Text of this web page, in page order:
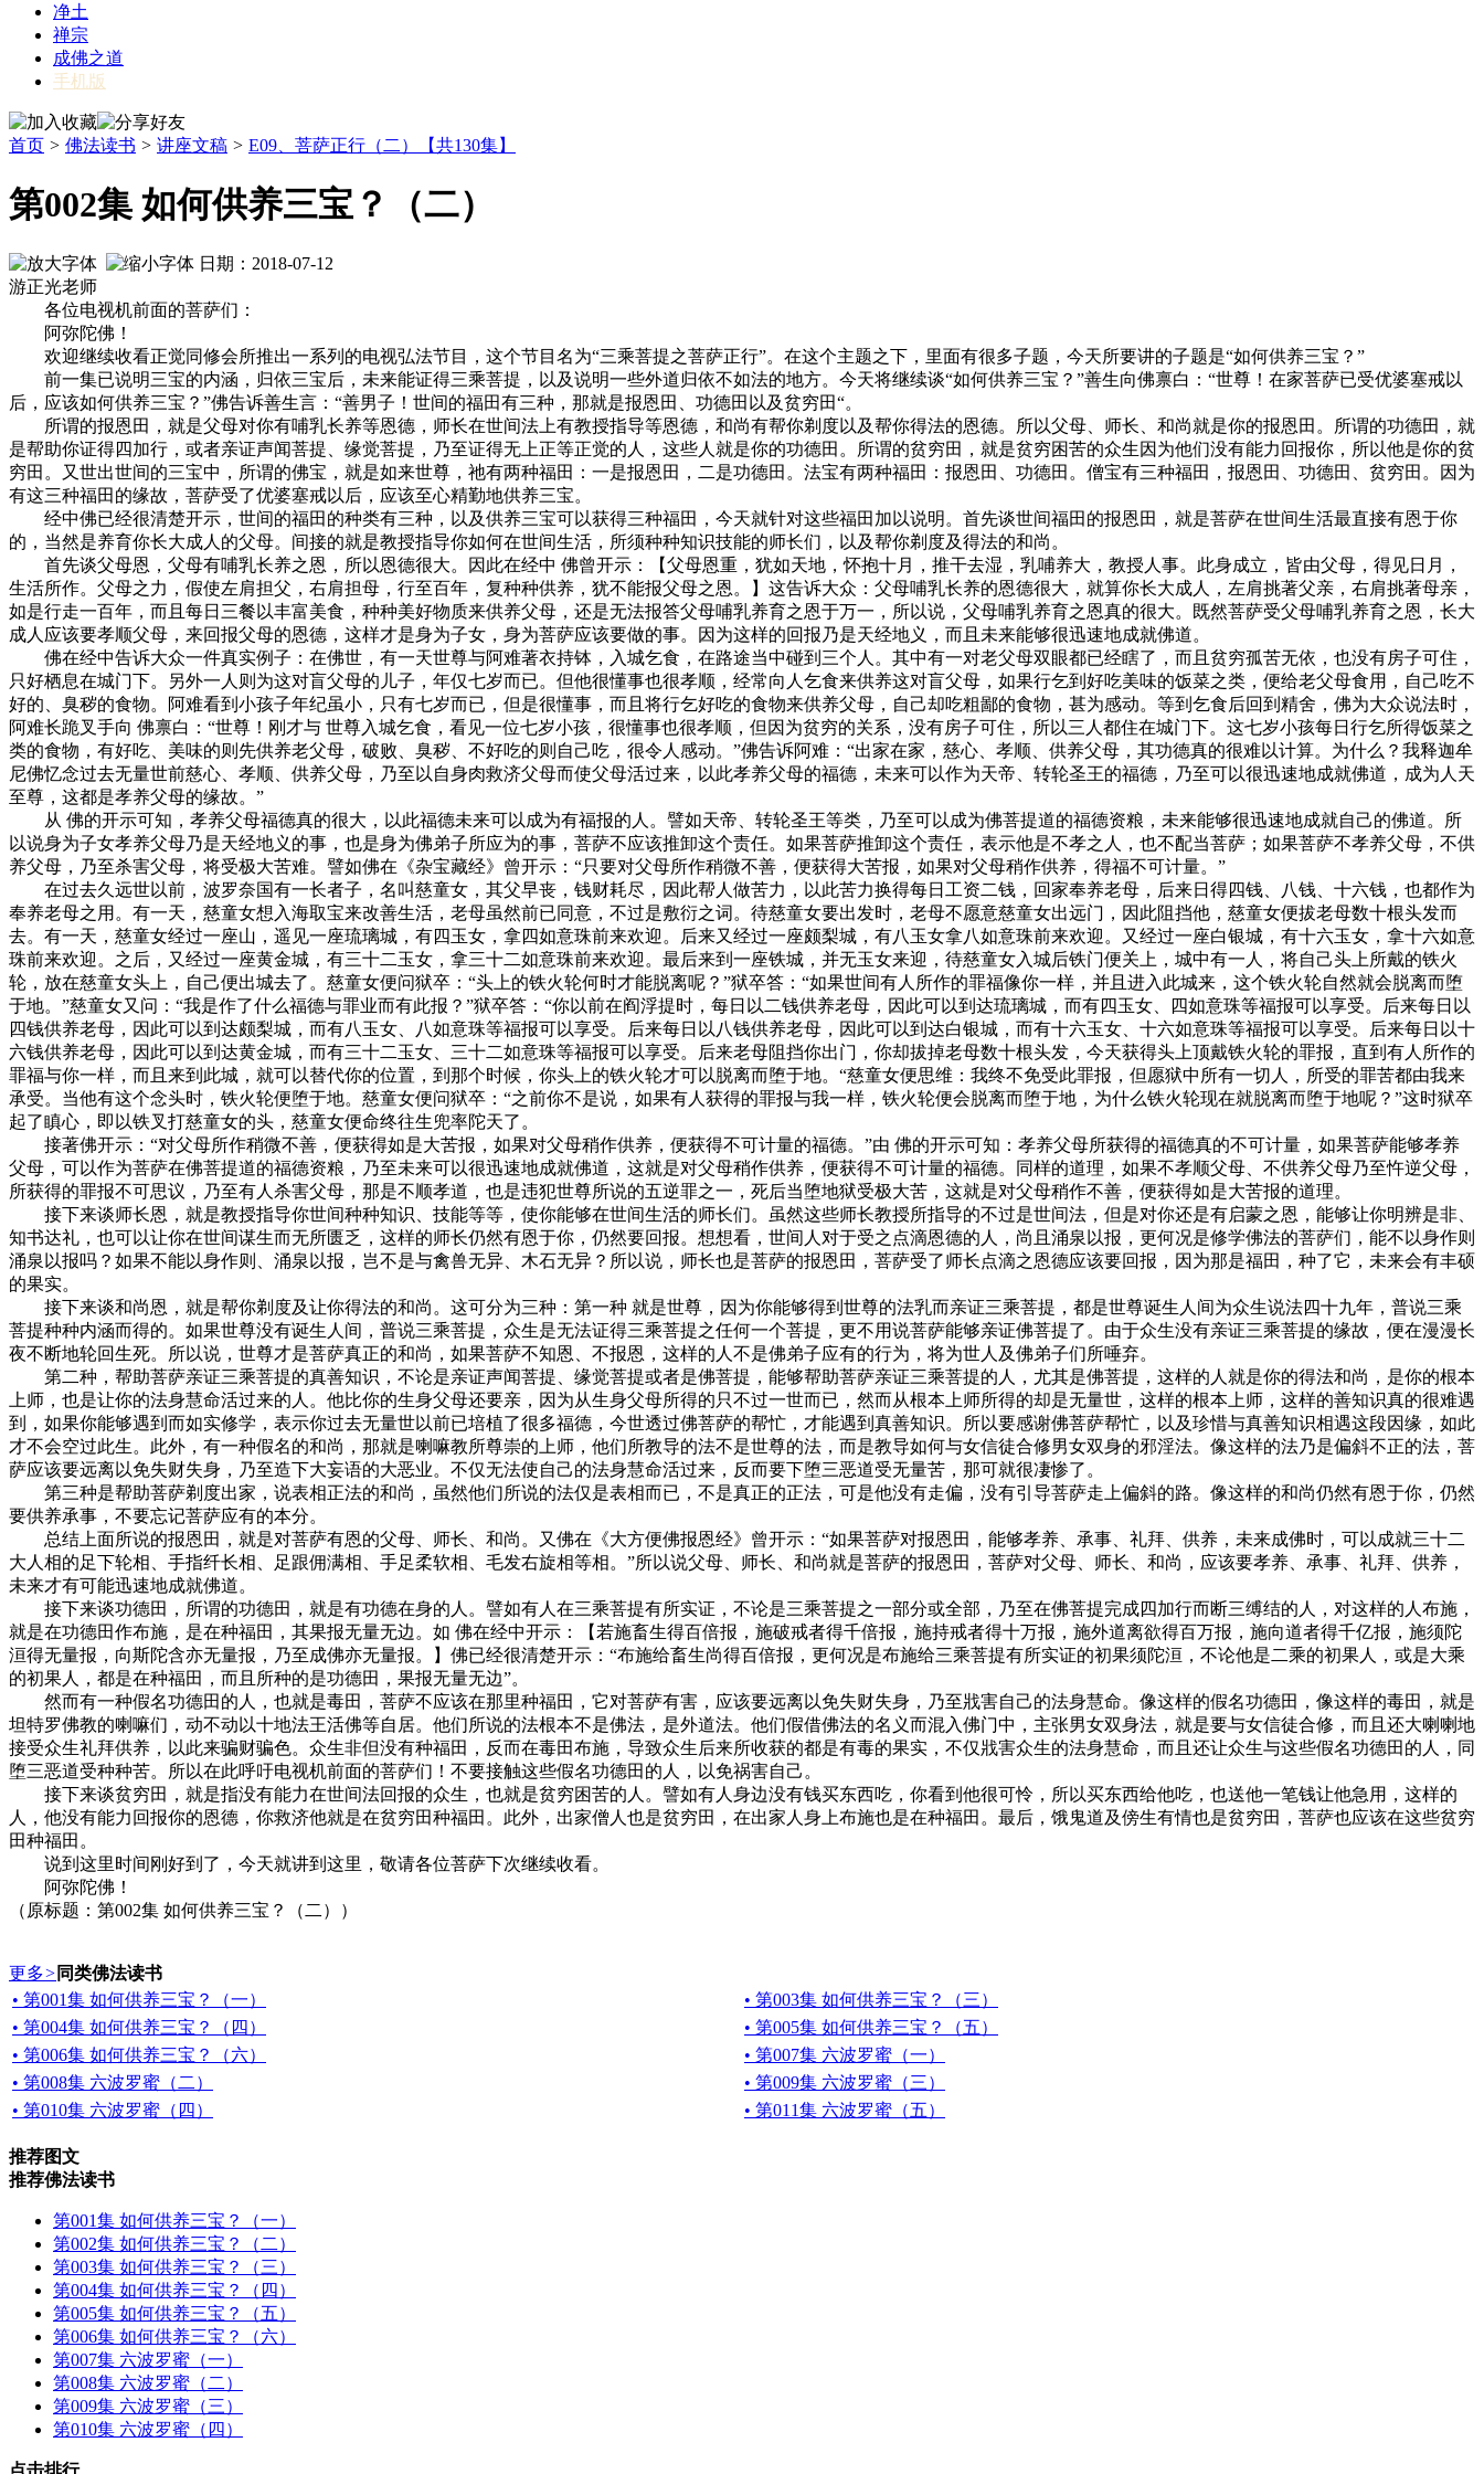
净土
禅宗
成佛之道
手机版
首页 > 佛法读书 > 讲座文稿 > E09、菩萨正行（二）【共130集】
第002集 如何供养三宝？（二）
日期：2018-07-12
游正光老师
各位电视机前面的菩萨们：
阿弥陀佛！
欢迎继续收看正觉同修会所推出一系列的电视弘法节目，这个节目名为“三乘菩提之菩萨正行”。在这个主题之下，里面有很多子题，今天所要讲的子题是“如何供养三宝？”
前一集已说明三宝的内涵，归依三宝后，未来能证得三乘菩提，以及说明一些外道归依不如法的地方。今天将继续谈“如何供养三宝？”善生向佛禀白：“世尊！在家菩萨已受优婆塞戒以
后，应该如何供养三宝？”佛告诉善生言：“善男子！世间的福田有三种，那就是报恩田、功德田以及贫穷田“。
所谓的报恩田，就是父母对你有哺乳长养等恩德，师长在世间法上有教授指导等恩德，和尚有帮你剃度以及帮你得法的恩德。所以父母、师长、和尚就是你的报恩田。所谓的功德田，就
是帮助你证得四加行，或者亲证声闻菩提、缘觉菩提，乃至证得无上正等正觉的人，这些人就是你的功德田。所谓的贫穷田，就是贫穷困苦的众生因为他们没有能力回报你，所以他是你的贫
穷田。又世出世间的三宝中，所谓的佛宝，就是如来世尊，祂有两种福田：一是报恩田，二是功德田。法宝有两种福田：报恩田、功德田。僧宝有三种福田，报恩田、功德田、贫穷田。因为
有这三种福田的缘故，菩萨受了优婆塞戒以后，应该至心精勤地供养三宝。
经中佛已经很清楚开示，世间的福田的种类有三种，以及供养三宝可以获得三种福田，今天就针对这些福田加以说明。首先谈世间福田的报恩田，就是菩萨在世间生活最直接有恩于你
的，当然是养育你长大成人的父母。间接的就是教授指导你如何在世间生活，所须种种知识技能的师长们，以及帮你剃度及得法的和尚。
首先谈父母恩，父母有哺乳长养之恩，所以恩德很大。因此在经中 佛曾开示：【父母恩重，犹如天地，怀抱十月，推干去湿，乳哺养大，教授人事。此身成立，皆由父母，得见日月，
生活所作。父母之力，假使左肩担父，右肩担母，行至百年，复种种供养，犹不能报父母之恩。】这告诉大众：父母哺乳长养的恩德很大，就算你长大成人，左肩挑著父亲，右肩挑著母亲，
如是行走一百年，而且每日三餐以丰富美食，种种美好物质来供养父母，还是无法报答父母哺乳养育之恩于万一，所以说，父母哺乳养育之恩真的很大。既然菩萨受父母哺乳养育之恩，长大
成人应该要孝顺父母，来回报父母的恩德，这样才是身为子女，身为菩萨应该要做的事。因为这样的回报乃是天经地义，而且未来能够很迅速地成就佛道。
佛在经中告诉大众一件真实例子：在佛世，有一天世尊与阿难著衣持钵，入城乞食，在路途当中碰到三个人。其中有一对老父母双眼都已经瞎了，而且贫穷孤苦无依，也没有房子可住，
只好栖息在城门下。另外一人则为这对盲父母的儿子，年仅七岁而已。但他很懂事也很孝顺，经常向人乞食来供养这对盲父母，如果行乞到好吃美味的饭菜之类，便给老父母食用，自己吃不
好的、臭秽的食物。阿难看到小孩子年纪虽小，只有七岁而已，但是很懂事，而且将行乞好吃的食物来供养父母，自己却吃粗鄙的食物，甚为感动。等到乞食后回到精舍，佛为大众说法时，
阿难长跪叉手向 佛禀白：“世尊！刚才与 世尊入城乞食，看见一位七岁小孩，很懂事也很孝顺，但因为贫穷的关系，没有房子可住，所以三人都住在城门下。这七岁小孩每日行乞所得饭菜之
类的食物，有好吃、美味的则先供养老父母，破败、臭秽、不好吃的则自己吃，很令人感动。”佛告诉阿难：“出家在家，慈心、孝顺、供养父母，其功德真的很难以计算。为什么？我释迦牟
尼佛忆念过去无量世前慈心、孝顺、供养父母，乃至以自身肉救济父母而使父母活过来，以此孝养父母的福德，未来可以作为天帝、转轮圣王的福德，乃至可以很迅速地成就佛道，成为人天
至尊，这都是孝养父母的缘故。”
从 佛的开示可知，孝养父母福德真的很大，以此福德未来可以成为有福报的人。譬如天帝、转轮圣王等类，乃至可以成为佛菩提道的福德资粮，未来能够很迅速地成就自己的佛道。所
以说身为子女孝养父母乃是天经地义的事，也是身为佛弟子所应为的事，菩萨不应该推卸这个责任。如果菩萨推卸这个责任，表示他是不孝之人，也不配当菩萨；如果菩萨不孝养父母，不供
养父母，乃至杀害父母，将受极大苦难。譬如佛在《杂宝藏经》曾开示：“只要对父母所作稍微不善，便获得大苦报，如果对父母稍作供养，得福不可计量。”
在过去久远世以前，波罗奈国有一长者子，名叫慈童女，其父早丧，钱财耗尽，因此帮人做苦力，以此苦力换得每日工资二钱，回家奉养老母，后来日得四钱、八钱、十六钱，也都作为
奉养老母之用。有一天，慈童女想入海取宝来改善生活，老母虽然前已同意，不过是敷衍之词。待慈童女要出发时，老母不愿意慈童女出远门，因此阻挡他，慈童女便拔老母数十根头发而
去。有一天，慈童女经过一座山，遥见一座琉璃城，有四玉女，拿四如意珠前来欢迎。后来又经过一座颇梨城，有八玉女拿八如意珠前来欢迎。又经过一座白银城，有十六玉女，拿十六如意
珠前来欢迎。之后，又经过一座黄金城，有三十二玉女，拿三十二如意珠前来欢迎。最后来到一座铁城，并无玉女来迎，待慈童女入城后铁门便关上，城中有一人，将自己头上所戴的铁火
轮，放在慈童女头上，自己便出城去了。慈童女便问狱卒：“头上的铁火轮何时才能脱离呢？”狱卒答：“如果世间有人所作的罪福像你一样，并且进入此城来，这个铁火轮自然就会脱离而堕
于地。”慈童女又问：“我是作了什么福德与罪业而有此报？”狱卒答：“你以前在阎浮提时，每日以二钱供养老母，因此可以到达琉璃城，而有四玉女、四如意珠等福报可以享受。后来每日以
四钱供养老母，因此可以到达颇梨城，而有八玉女、八如意珠等福报可以享受。后来每日以八钱供养老母，因此可以到达白银城，而有十六玉女、十六如意珠等福报可以享受。后来每日以十
六钱供养老母，因此可以到达黄金城，而有三十二玉女、三十二如意珠等福报可以享受。后来老母阻挡你出门，你却拔掉老母数十根头发，今天获得头上顶戴铁火轮的罪报，直到有人所作的
罪福与你一样，而且来到此城，就可以替代你的位置，到那个时候，你头上的铁火轮才可以脱离而堕于地。“慈童女便思维：我终不免受此罪报，但愿狱中所有一切人，所受的罪苦都由我来
承受。当他有这个念头时，铁火轮便堕于地。慈童女便问狱卒：“之前你不是说，如果有人获得的罪报与我一样，铁火轮便会脱离而堕于地，为什么铁火轮现在就脱离而堕于地呢？”这时狱卒
起了瞋心，即以铁叉打慈童女的头，慈童女便命终往生兜率陀天了。
接著佛开示：“对父母所作稍微不善，便获得如是大苦报，如果对父母稍作供养，便获得不可计量的福德。”由 佛的开示可知：孝养父母所获得的福德真的不可计量，如果菩萨能够孝养
父母，可以作为菩萨在佛菩提道的福德资粮，乃至未来可以很迅速地成就佛道，这就是对父母稍作供养，便获得不可计量的福德。同样的道理，如果不孝顺父母、不供养父母乃至忤逆父母，
所获得的罪报不可思议，乃至有人杀害父母，那是不顺孝道，也是违犯世尊所说的五逆罪之一，死后当堕地狱受极大苦，这就是对父母稍作不善，便获得如是大苦报的道理。
接下来谈师长恩，就是教授指导你世间种种知识、技能等等，使你能够在世间生活的师长们。虽然这些师长教授所指导的不过是世间法，但是对你还是有启蒙之恩，能够让你明辨是非、
知书达礼，也可以让你在世间谋生而无所匮乏，这样的师长仍然有恩于你，仍然要回报。想想看，世间人对于受之点滴恩德的人，尚且涌泉以报，更何况是修学佛法的菩萨们，能不以身作则
涌泉以报吗？如果不能以身作则、涌泉以报，岂不是与禽兽无异、木石无异？所以说，师长也是菩萨的报恩田，菩萨受了师长点滴之恩德应该要回报，因为那是福田，种了它，未来会有丰硕
的果实。
接下来谈和尚恩，就是帮你剃度及让你得法的和尚。这可分为三种：第一种 就是世尊，因为你能够得到世尊的法乳而亲证三乘菩提，都是世尊诞生人间为众生说法四十九年，普说三乘
菩提种种内涵而得的。如果世尊没有诞生人间，普说三乘菩提，众生是无法证得三乘菩提之任何一个菩提，更不用说菩萨能够亲证佛菩提了。由于众生没有亲证三乘菩提的缘故，便在漫漫长
夜不断地轮回生死。所以说，世尊才是菩萨真正的和尚，如果菩萨不知恩、不报恩，这样的人不是佛弟子应有的行为，将为世人及佛弟子们所唾弃。
第二种，帮助菩萨亲证三乘菩提的真善知识，不论是亲证声闻菩提、缘觉菩提或者是佛菩提，能够帮助菩萨亲证三乘菩提的人，尤其是佛菩提，这样的人就是你的得法和尚，是你的根本
上师，也是让你的法身慧命活过来的人。他比你的生身父母还要亲，因为从生身父母所得的只不过一世而已，然而从根本上师所得的却是无量世，这样的根本上师，这样的善知识真的很难遇
到，如果你能够遇到而如实修学，表示你过去无量世以前已培植了很多福德，今世透过佛菩萨的帮忙，才能遇到真善知识。所以要感谢佛菩萨帮忙，以及珍惜与真善知识相遇这段因缘，如此
才不会空过此生。此外，有一种假名的和尚，那就是喇嘛教所尊崇的上师，他们所教导的法不是世尊的法，而是教导如何与女信徒合修男女双身的邪淫法。像这样的法乃是偏斜不正的法，菩
萨应该要远离以免失财失身，乃至造下大妄语的大恶业。不仅无法使自己的法身慧命活过来，反而要下堕三恶道受无量苦，那可就很凄惨了。
第三种是帮助菩萨剃度出家，说表相正法的和尚，虽然他们所说的法仅是表相而已，不是真正的正法，可是他没有走偏，没有引导菩萨走上偏斜的路。像这样的和尚仍然有恩于你，仍然
要供养承事，不要忘记菩萨应有的本分。
总结上面所说的报恩田，就是对菩萨有恩的父母、师长、和尚。又佛在《大方便佛报恩经》曾开示：“如果菩萨对报恩田，能够孝养、承事、礼拜、供养，未来成佛时，可以成就三十二
大人相的足下轮相、手指纤长相、足跟佣满相、手足柔软相、毛发右旋相等相。”所以说父母、师长、和尚就是菩萨的报恩田，菩萨对父母、师长、和尚，应该要孝养、承事、礼拜、供养，
未来才有可能迅速地成就佛道。
接下来谈功德田，所谓的功德田，就是有功德在身的人。譬如有人在三乘菩提有所实证，不论是三乘菩提之一部分或全部，乃至在佛菩提完成四加行而断三缚结的人，对这样的人布施，
就是在功德田作布施，是在种福田，其果报无量无边。如 佛在经中开示：【若施畜生得百倍报，施破戒者得千倍报，施持戒者得十万报，施外道离欲得百万报，施向道者得千亿报，施须陀
洹得无量报，向斯陀含亦无量报，乃至成佛亦无量报。】佛已经很清楚开示：“布施给畜生尚得百倍报，更何况是布施给三乘菩提有所实证的初果须陀洹，不论他是二乘的初果人，或是大乘
的初果人，都是在种福田，而且所种的是功德田，果报无量无边”。
然而有一种假名功德田的人，也就是毒田，菩萨不应该在那里种福田，它对菩萨有害，应该要远离以免失财失身，乃至戕害自己的法身慧命。像这样的假名功德田，像这样的毒田，就是
坦特罗佛教的喇嘛们，动不动以十地法王活佛等自居。他们所说的法根本不是佛法，是外道法。他们假借佛法的名义而混入佛门中，主张男女双身法，就是要与女信徒合修，而且还大喇喇地
接受众生礼拜供养，以此来骗财骗色。众生非但没有种福田，反而在毒田布施，导致众生后来所收获的都是有毒的果实，不仅戕害众生的法身慧命，而且还让众生与这些假名功德田的人，同
堕三恶道受种种苦。所以在此呼吁电视机前面的菩萨们！不要接触这些假名功德田的人，以免祸害自己。
接下来谈贫穷田，就是指没有能力在世间法回报的众生，也就是贫穷困苦的人。譬如有人身边没有钱买东西吃，你看到他很可怜，所以买东西给他吃，也送他一笔钱让他急用，这样的
人，他没有能力回报你的恩德，你救济他就是在贫穷田种福田。此外，出家僧人也是贫穷田，在出家人身上布施也是在种福田。最后，饿鬼道及傍生有情也是贫穷田，菩萨也应该在这些贫穷
田种福田。
说到这里时间刚好到了，今天就讲到这里，敬请各位菩萨下次继续收看。
阿弥陀佛！
（原标题：第002集 如何供养三宝？（二））
更多> 同类佛法读书
• 第001集 如何供养三宝？（一）
• 第003集 如何供养三宝？（三）
• 第004集 如何供养三宝？（四）
• 第005集 如何供养三宝？（五）
• 第006集 如何供养三宝？（六）
• 第007集 六波罗蜜（一）
• 第008集 六波罗蜜（二）
• 第009集 六波罗蜜（三）
• 第010集 六波罗蜜（四）
• 第011集 六波罗蜜（五）
推荐图文
推荐佛法读书
第001集 如何供养三宝？（一）
第002集 如何供养三宝？（二）
第003集 如何供养三宝？（三）
第004集 如何供养三宝？（四）
第005集 如何供养三宝？（五）
第006集 如何供养三宝？（六）
第007集 六波罗蜜（一）
第008集 六波罗蜜（二）
第009集 六波罗蜜（三）
第010集 六波罗蜜（四）